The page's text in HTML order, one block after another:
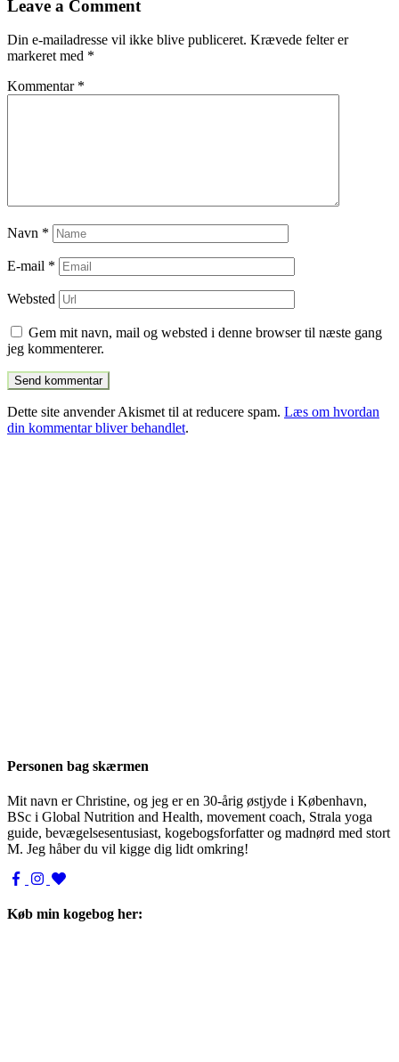
Leave a Comment
Din e-mailadresse vil ikke blive publiceret. Krævede felter er
markeret med *
Kommentar *
Navn *
E-mail *
Websted
Gem mit navn, mail og websted i denne browser til næste gang
jeg kommenterer.
Dette site anvender Akismet til at reducere spam. Læs om hvordan
din kommentar bliver behandlet.
Personen bag skærmen
Mit navn er Christine, og jeg er en 30-årig østjyde i København,
BSc i Global Nutrition and Health, movement coach, Strala yoga
guide, bevægelsesentusiast, kogebogsforfatter og madnørd med stort
M. Jeg håber du vil kigge dig lidt omkring!
Køb min kogebog her: